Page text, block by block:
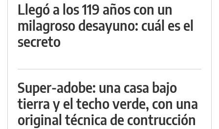
Llegó a los 119 años con un
milagroso desayuno: cuál es el
secreto
Super-adobe: una casa bajo
tierra y el techo verde, con una
original técnica de contrucción